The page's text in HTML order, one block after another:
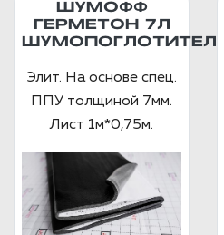
ШУМОФФ
ГЕРМЕТОН 7Л
ШУМОПОГЛОТИТЕЛЬ
Элит. На основе спец.
ППУ толщиной 7мм.
Лист 1м*0,75м.